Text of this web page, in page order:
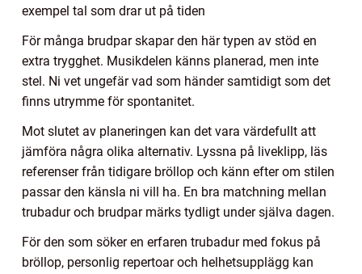
exempel tal som drar ut på tiden
För många brudpar skapar den här typen av stöd en
extra trygghet. Musikdelen känns planerad, men inte
stel. Ni vet ungefär vad som händer samtidigt som det
finns utrymme för spontanitet.
Mot slutet av planeringen kan det vara värdefullt att
jämföra några olika alternativ. Lyssna på liveklipp, läs
referenser från tidigare bröllop och känn efter om stilen
passar den känsla ni vill ha. En bra matchning mellan
trubadur och brudpar märks tydligt under själva dagen.
För den som söker en erfaren trubadur med fokus på
bröllop, personlig repertoar och helhetsupplägg kan